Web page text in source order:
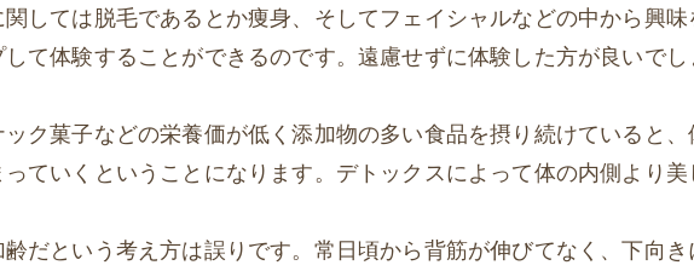
しては脱毛であるとか痩身、そしてフェイシャルなどの中から興味
て体験することができるのです。遠慮せずに体験した方が良いでし
ク菓子などの栄養価が低く添加物の多い食品を摂り続けていると、
ていくということになります。デトックスによって体の内側より美
だという考え方は誤りです。常日頃から背筋が伸びてなく、下向き